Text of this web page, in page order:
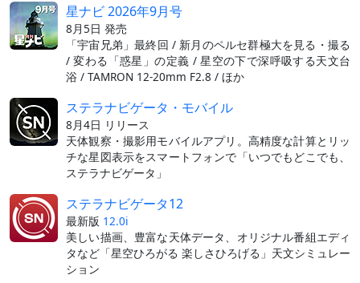
星ナビ 2026年9月号
8月5日 発売
「宇宙兄弟」最終回 / 新月のペルセ群極大を見る・撮る
/ 変わる「惑星」の定義 / 星空の下で深呼吸する天文台
浴 / TAMRON 12-20mm F2.8 / ほか
ステラナビゲータ・モバイル
8月4日 リリース
天体観察・撮影用モバイルアプリ。高精度な計算とリッ
チな星図表示をスマートフォンで「いつでもどこでも、
ステラナビゲータ」
ステラナビゲータ12
最新版 12.0i
美しい描画、豊富な天体データ、オリジナル番組エディ
タなど「星空ひろがる 楽しさひろげる」天文シミュレー
ション